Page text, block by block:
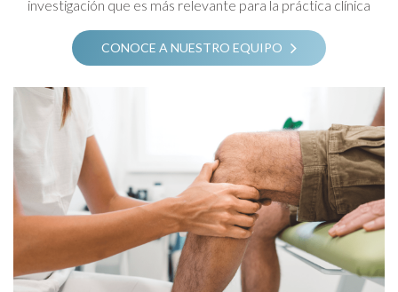
investigación que es más relevante para la práctica clínica
CONOCE A NUESTRO EQUIPO